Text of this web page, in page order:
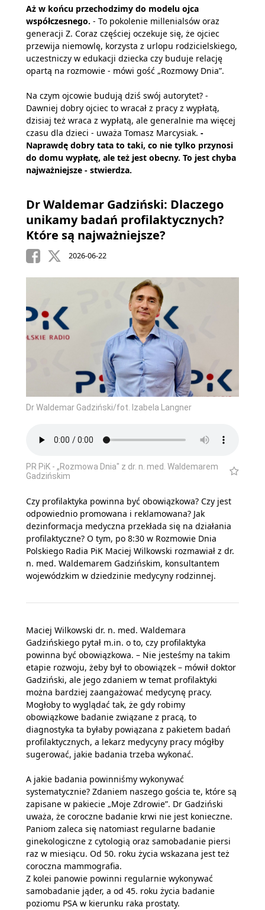
Aż w końcu przechodzimy do modelu ojca
współczesnego. - To pokolenie millenialsów oraz
generacji Z. Coraz częściej oczekuje się, że ojciec
przewija niemowlę, korzysta z urlopu rodzicielskiego,
uczestniczy w edukacji dziecka czy buduje relację
opartą na rozmowie - mówi gość „Rozmowy Dnia”.
Na czym ojcowie budują dziś swój autorytet? -
Dawniej dobry ojciec to wracał z pracy z wypłatą,
dzisiaj też wraca z wypłatą, ale generalnie ma więcej
czasu dla dzieci - uważa Tomasz Marcysiak. -
Naprawdę dobry tata to taki, co nie tylko przynosi
do domu wypłatę, ale też jest obecny. To jest chyba
najważniejsze - stwierdza.
Dr Waldemar Gadziński: Dlaczego
unikamy badań profilaktycznych?
Które są najważniejsze?
2026-06-22
Dr Waldemar Gadziński/fot. Izabela Langner
PR PiK - „Rozmowa Dnia" z dr. n. med. Waldemarem
Gadzińskim
Czy profilaktyka powinna być obowiązkowa? Czy jest
odpowiednio promowana i reklamowana? Jak
dezinformacja medyczna przekłada się na działania
profilaktyczne? O tym, po 8:30 w Rozmowie Dnia
Polskiego Radia PiK Maciej Wilkowski rozmawiał z dr.
n. med. Waldemarem Gadzińskim, konsultantem
wojewódzkim w dziedzinie medycyny rodzinnej.
Maciej Wilkowski dr. n. med. Waldemara
Gadzińskiego pytał m.in. o to, czy profilaktyka
powinna być obowiązkowa. – Nie jesteśmy na takim
etapie rozwoju, żeby był to obowiązek – mówił doktor
Gadziński, ale jego zdaniem w temat profilaktyki
można bardziej zaangażować medycynę pracy.
Mogłoby to wyglądać tak, że gdy robimy
obowiązkowe badanie związane z pracą, to
diagnostyka ta byłaby powiązana z pakietem badań
profilaktycznych, a lekarz medycyny pracy mógłby
sugerować, jakie badania trzeba wykonać.
A jakie badania powinniśmy wykonywać
systematycznie? Zdaniem naszego gościa te, które są
zapisane w pakiecie „Moje Zdrowie”. Dr Gadziński
uważa, że coroczne badanie krwi nie jest konieczne.
Paniom zaleca się natomiast regularne badanie
ginekologiczne z cytologią oraz samobadanie piersi
raz w miesiącu. Od 50. roku życia wskazana jest też
coroczna mammografia.
Z kolei panowie powinni regularnie wykonywać
samobadanie jąder, a od 45. roku życia badanie
poziomu PSA w kierunku raka prostaty.